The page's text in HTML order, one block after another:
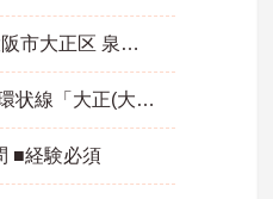
大阪府 大阪市大正区 泉尾2-20-4
ＪＲ大阪環状線「大正(大阪)駅」徒歩15分
■経験必須